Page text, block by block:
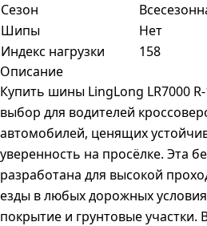
Сезон
Шипы
Нет
Индекс нагрузки
158
Описание
Купить шины LingLong LR7000
выбор для водителей
автомобилей, ценящих
уверенность на просёлке. Эта
разработана для высокой
езды в любых дорожных
покрытие и грунтовые участки.